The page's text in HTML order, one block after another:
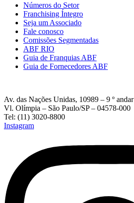
Números do Setor
Franchising Íntegro
Seja um Associado
Fale conosco
Comissões Segmentadas
ABF RIO
Guia de Franquias ABF
Guia de Fornecedores ABF
Av. das Nações Unidas, 10989 – 9 º andar
Vl. Olímpia – São Paulo/SP – 04578-000
Tel: (11) 3020-8800
Instagram